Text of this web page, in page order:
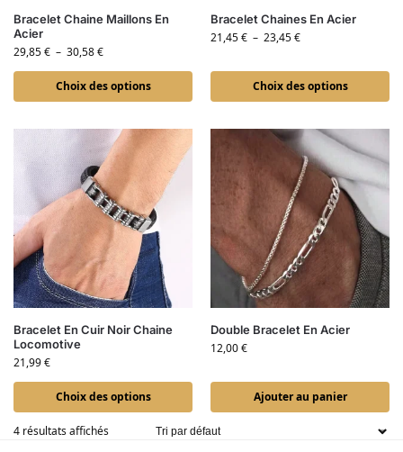
Bracelet Chaine Maillons En
Acier
29,85€ – 30,58€
Choix des options
Bracelet Chaines En Acier
21,45€ – 23,45€
Choix des options
Bracelet En Cuir Noir Chaine
Locomotive
21,99€
Choix des options
Double Bracelet En Acier
12,00€
Ajouter au panier
4 résultats affichés